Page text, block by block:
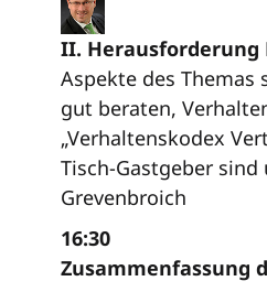
II. Herausforderung
Aspekte des
gut beraten,
„Verhaltenskodex
Tisch-Gastgeber sind
Grevenbroich
16:30
Zusammenfassung